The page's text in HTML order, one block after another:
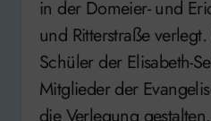
in der Domeier- und
und Ritterstraße
Schüler der Elisabeth-
Mitglieder der